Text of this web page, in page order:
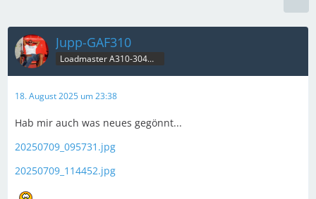
Jupp-GAF310
Loadmaster A310-304MRT & B707C
18. August 2025 um 23:38
Hab mir auch was neues gegönnt...
20250709_095731.jpg
20250709_114452.jpg